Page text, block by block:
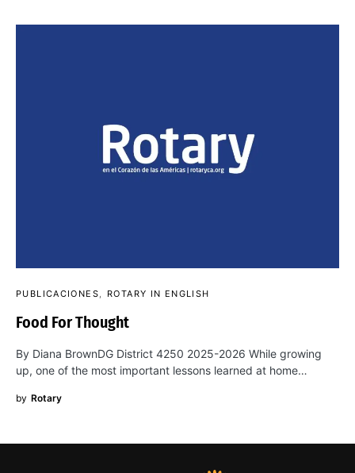
PUBLICACIONES ROTARY IN ENGLISH
Food For Thought
By Diana BrownDG District 4250 2025-2026 While growing
up, one of the most important lessons learned at home…
by Rotary